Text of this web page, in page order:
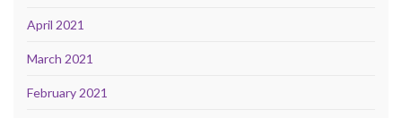
April 2021
March 2021
February 2021